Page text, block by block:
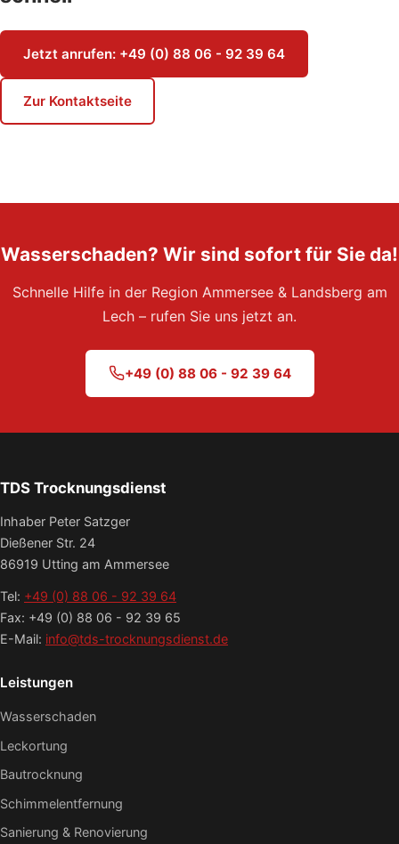
Jetzt anrufen: +49 (0) 88 06 - 92 39 64
Zur Kontaktseite
Wasserschaden? Wir sind sofort für Sie da!
Schnelle Hilfe in der Region Ammersee & Landsberg am
Lech – rufen Sie uns jetzt an.
+49 (0) 88 06 - 92 39 64
TDS Trocknungsdienst
Inhaber Peter Satzger
Dießener Str. 24
86919 Utting am Ammersee
Tel: +49 (0) 88 06 - 92 39 64
Fax: +49 (0) 88 06 - 92 39 65
E-Mail: info@tds-trocknungsdienst.de
Leistungen
Wasserschaden
Leckortung
Bautrocknung
Schimmelentfernung
Sanierung & Renovierung